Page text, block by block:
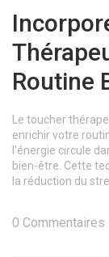
Routine
Le toucher
enrichir votre
l'énergie circule
bien-être. Cette
la réduction du
0 Commentaires